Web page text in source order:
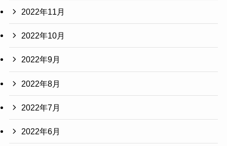
2022年11月
2022年10月
2022年9月
2022年8月
2022年7月
2022年6月